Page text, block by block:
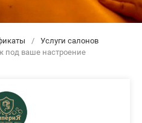
/
Услуги салонов
под ваше настроение